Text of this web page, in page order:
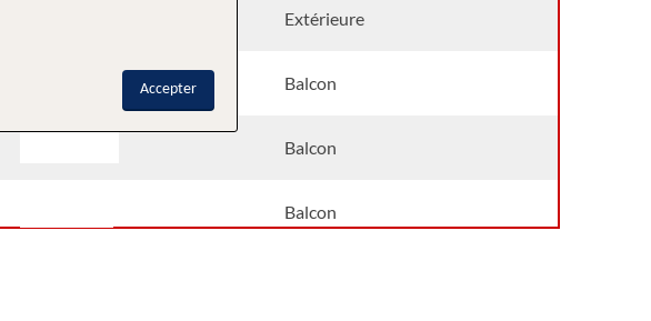
Extérieure
Balcon
Balcon
Balcon
Accepter